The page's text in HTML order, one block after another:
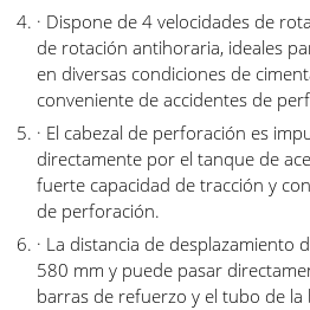
· Dispone de 4 velocidades de
de rotación antihoraria, ideales
en diversas condiciones de
conveniente de accidentes de
· El cabezal de perforación es
directamente por el tanque de
fuerte capacidad de tracción y
de perforación.
· La distancia de desplazamiento
580 mm y puede pasar
barras de refuerzo y el tubo de